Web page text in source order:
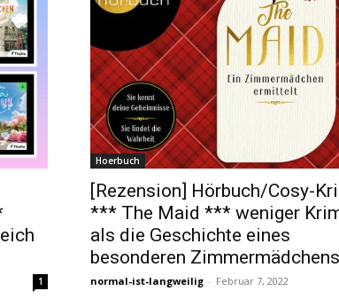
1
Hoerbuch
[Rezension] Hörbuch/Cosy-
*** The Maid *** weniger
als die Geschichte eines
besonderen Zimmermädchens
normal-ist-langweilig - Februar 7, 2022